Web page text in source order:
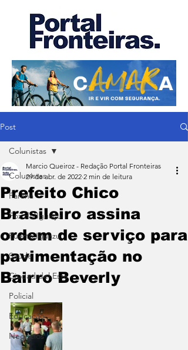
Post
Colunistas
Paraná
Foz do Iguaçu
Puerto Iguazu
Saúde
Ciudad del Este
Policial
Educação
Negócios
Colunistas
Prefeito Chico
Brasileiro assina
ordem de serviço para
pavimentação no
Bairro Beverly
Marcio Queiroz - Redação Portal Fronteiras
29 de abr. de 2022 2 min de leitura